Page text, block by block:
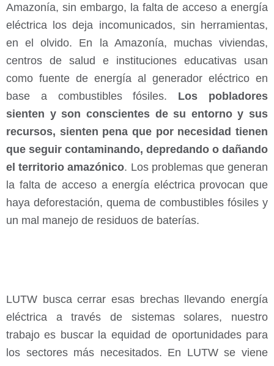
Amazonía, sin embargo, la falta de acceso a energía
eléctrica los deja incomunicados, sin herramientas,
en el olvido. En la Amazonía, muchas viviendas,
centros de salud e instituciones educativas usan
como fuente de energía al generador eléctrico en
base a combustibles fósiles. Los pobladores
sienten y son conscientes de su entorno y sus
recursos, sienten pena que por necesidad tienen
que seguir contaminando, depredando o dañando
el territorio amazónico. Los problemas que generan
la falta de acceso a energía eléctrica provocan que
haya deforestación, quema de combustibles fósiles y
un mal manejo de residuos de baterías.
LUTW busca cerrar esas brechas llevando energía
eléctrica a través de sistemas solares, nuestro
trabajo es buscar la equidad de oportunidades para
los sectores más necesitados. En LUTW se viene